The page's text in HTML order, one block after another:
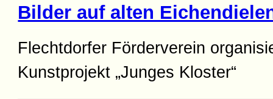
Bilder auf alten
Flechtdorfer Förderverein
Kunstprojekt „Junges Kloster“